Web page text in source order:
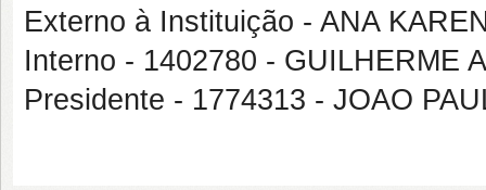
Externo à Instituição - ANA
Interno - 1402780 - GUILHERME
Presidente - 1774313 - JOAO